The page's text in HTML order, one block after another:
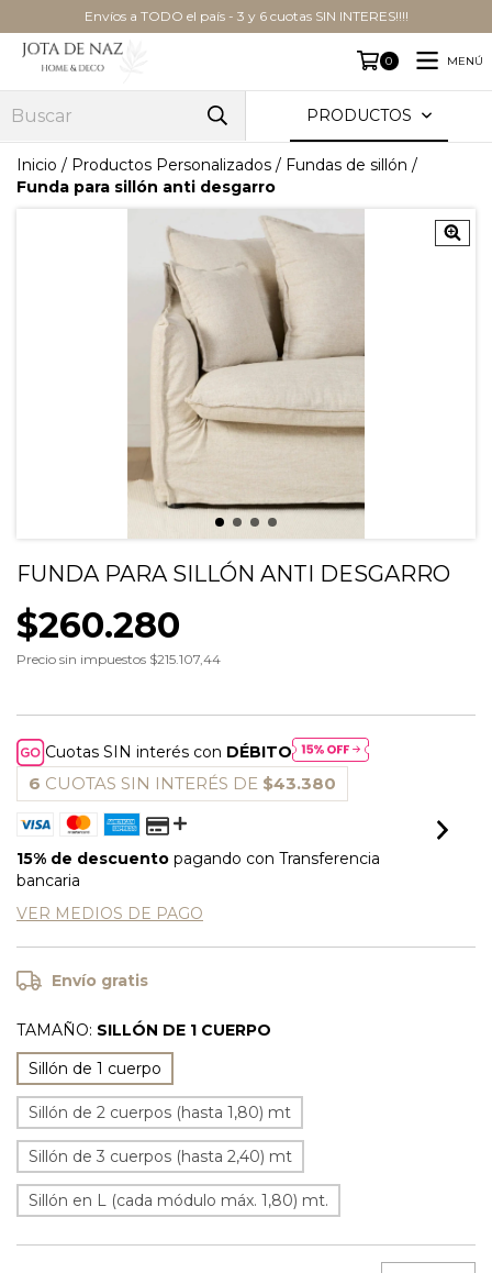
Envíos a TODO el país - 3 y 6 cuotas SIN INTERES!!!!
0 MENÚ
PRODUCTOS
Inicio / Productos Personalizados / Fundas de sillón /
Funda para sillón anti desgarro
FUNDA PARA SILLÓN ANTI DESGARRO
$260.280
Precio sin impuestos $215.107,44
Cuotas SIN interés con DÉBITO
6 CUOTAS SIN INTERÉS DE $43.380
15% de descuento pagando con Transferencia
bancaria
VER MEDIOS DE PAGO
Envío gratis
TAMAÑO: SILLÓN DE 1 CUERPO
Sillón de 1 cuerpo
Sillón de 2 cuerpos (hasta 1,80) mt
Sillón de 3 cuerpos (hasta 2,40) mt
Sillón en L (cada módulo máx. 1,80) mt.